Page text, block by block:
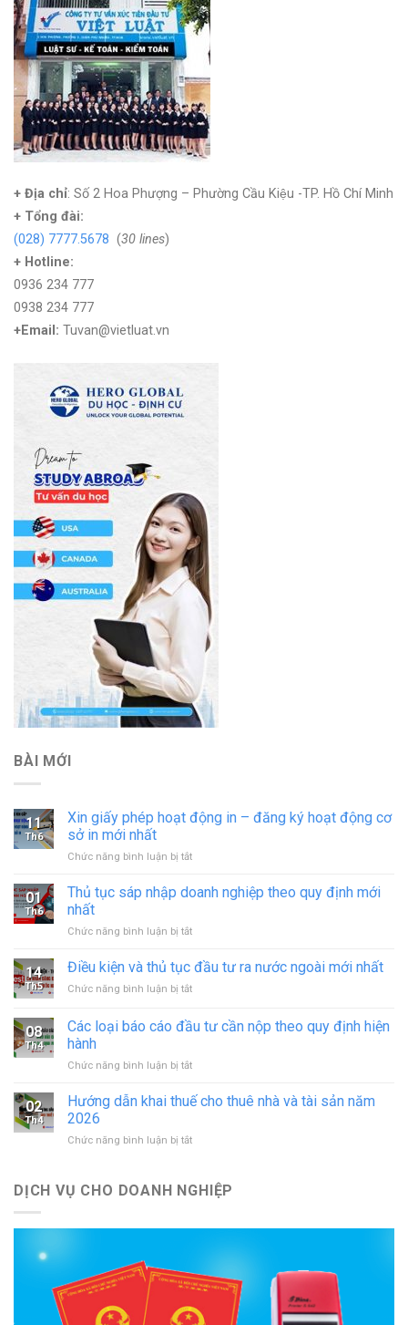
+ Địa chỉ: Số 2 Hoa Phượng – Phường Cầu Kiệu -TP. Hồ Chí Minh
+ Tổng đài:
(028) 7777.5678 (30 lines)
+ Hotline:
0936 234 777
0938 234 777
+Email: Tuvan@vietluat.vn
BÀI MỚI
11
Th6
Xin giấy phép hoạt động in – đăng ký hoạt động cơ
sở in mới nhất
Chức năng bình luận bị tắtở
giấy
động
–
ký
động
in
nhất
01
Th6
Thủ tục sáp nhập doanh nghiệp theo quy định mới
nhất
Chức năng bình luận bị tắtở
tục
nhập
nghiệp
định
nhất
14
Th5
Điều kiện và thủ tục đầu tư ra nước ngoài mới nhất
Chức năng bình luận bị tắtở
kiện
và
tục
tư
ngoài
08
Th4
Các loại báo cáo đầu tư cần nộp theo quy định hiện
hành
Chức năng bình luận bị tắtở
loại
báo
đầu
nộp
02
Th4
Hướng dẫn khai thuế cho thuê nhà và tài sản năm
2026
Chức năng bình luận bị tắtở
khai
thuê
tài
sản
năm
DỊCH VỤ CHO DOANH NGHIỆP